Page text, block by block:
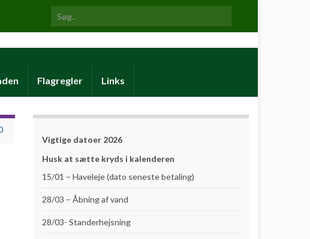
Search for:
Flagregler Links
Vigtige datoer 2026
Husk at sætte kryds i kalenderen
15/01 – Haveleje (dato seneste betaling)
28/03 – Åbning af vand
28/03- Standerhejsning